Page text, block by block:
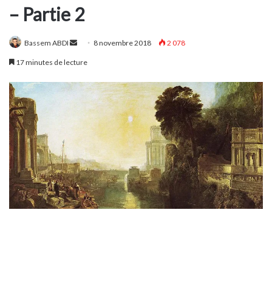
– Partie 2
Bassem ABDI
Envoyer8 novembre 2018 2 078
17 minutes de lecture